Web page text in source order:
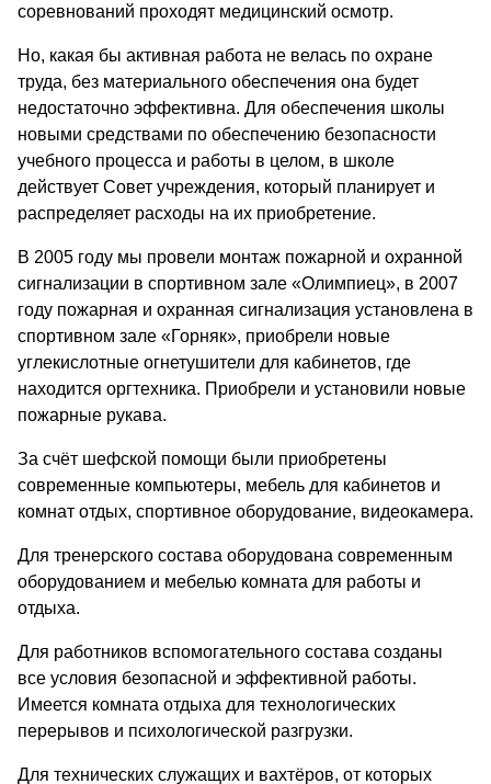
соревнований проходят медицинский осмотр.
Но, какая бы активная работа не велась по охране
труда, без материального обеспечения она будет
недостаточно эффективна. Для обеспечения школы
новыми средствами по обеспечению безопасности
учебного процесса и работы в целом, в школе
действует Совет учреждения, который планирует и
распределяет расходы на их приобретение.
В 2005 году мы провели монтаж пожарной и охранной
сигнализации в спортивном зале «Олимпиец», в 2007
году пожарная и охранная сигнализация установлена в
спортивном зале «Горняк», приобрели новые
углекислотные огнетушители для кабинетов, где
находится оргтехника. Приобрели и установили новые
пожарные рукава.
За счёт шефской помощи были приобретены
современные компьютеры, мебель для кабинетов и
комнат отдых, спортивное оборудование, видеокамера.
Для тренерского состава оборудована современным
оборудованием и мебелью комната для работы и
отдыха.
Для работников вспомогательного состава созданы
все условия безопасной и эффективной работы.
Имеется комната отдыха для технологических
перерывов и психологической разгрузки.
Для технических служащих и вахтёров, от которых